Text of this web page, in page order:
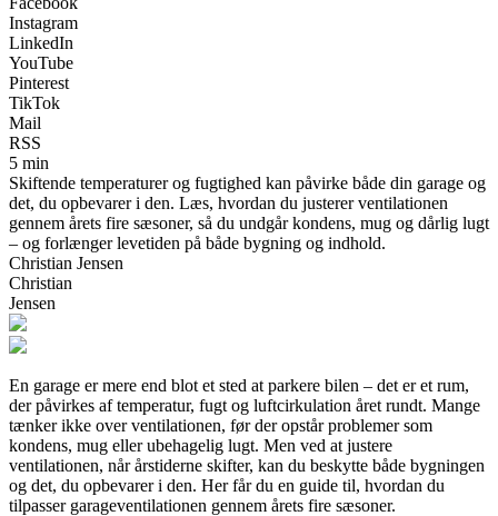
Instagram
LinkedIn
YouTube
Pinterest
TikTok
Mail
RSS
5 min
Skiftende temperaturer og fugtighed kan påvirke både din garage og
det, du opbevarer i den. Læs, hvordan du justerer ventilationen
gennem årets fire sæsoner, så du undgår kondens, mug og dårlig lugt
– og forlænger levetiden på både bygning og indhold.
Christian Jensen
Christian
Jensen
En garage er mere end blot et sted at parkere bilen – det er et rum,
der påvirkes af temperatur, fugt og luftcirkulation året rundt. Mange
tænker ikke over ventilationen, før der opstår problemer som
kondens, mug eller ubehagelig lugt. Men ved at justere
ventilationen, når årstiderne skifter, kan du beskytte både bygningen
og det, du opbevarer i den. Her får du en guide til, hvordan du
tilpasser garageventilationen gennem årets fire sæsoner.